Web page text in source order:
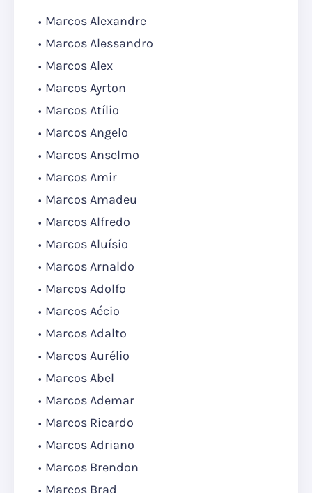
Marcos Alexandre
Marcos Alessandro
Marcos Alex
Marcos Ayrton
Marcos Atílio
Marcos Angelo
Marcos Anselmo
Marcos Amir
Marcos Amadeu
Marcos Alfredo
Marcos Aluísio
Marcos Arnaldo
Marcos Adolfo
Marcos Aécio
Marcos Adalto
Marcos Aurélio
Marcos Abel
Marcos Ademar
Marcos Ricardo
Marcos Adriano
Marcos Brendon
Marcos Brad